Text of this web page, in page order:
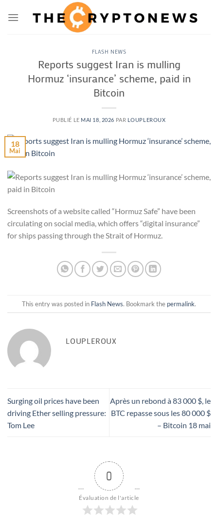
FLASH NEWS
Reports suggest Iran is mulling
Hormuz ‘insurance’ scheme, paid in
Bitcoin
PUBLIÉ LE MAI 18, 2026 PAR LOUPLEROUX
18
Mai
Screenshots of a website called “Hormuz Safe” have been
circulating on social media, which offers “digital insurance”
for ships passing through the Strait of Hormuz.
This entry was posted in Flash News. Bookmark the permalink.
LOUPLEROUX
Surging oil prices have been
driving Ether selling pressure:
Tom Lee
Après un rebond à 83 000 $, le
BTC repasse sous les 80 000 $
– Bitcoin 18 mai
0
Évaluation de l'article